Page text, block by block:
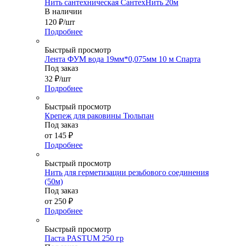
Нить сантехническая СантехНить 20м
В наличии
120 ₽/шт
Подробнее
Быстрый просмотр
Лента ФУМ вода 19мм*0,075мм 10 м Спарта
Под заказ
32 ₽/шт
Подробнее
Быстрый просмотр
Крепеж для раковины Тюльпан
Под заказ
от 145 ₽
Подробнее
Быстрый просмотр
Нить для герметизации резьбового соединения
(50м)
Под заказ
от 250 ₽
Подробнее
Быстрый просмотр
Паста PASTUM 250 гр